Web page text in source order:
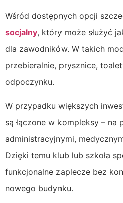
Wśród dostępnych opcji
socjalny, który może służyć
dla zawodników. W takich
przebieralnie, prysznice,
odpoczynku.
W przypadku większych
są łączone w kompleksy – na
administracyjnymi,
Dzięki temu klub lub szkoła
funkcjonalne zaplecze bez
nowego budynku.